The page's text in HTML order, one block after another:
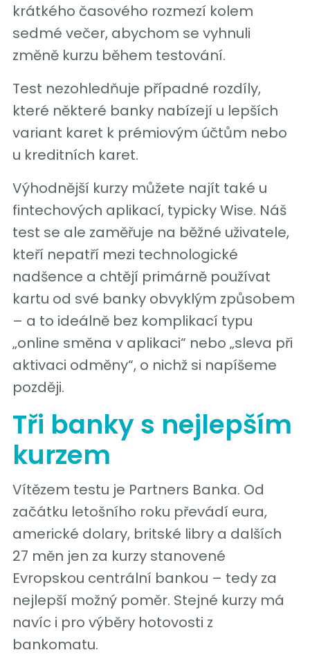
krátkého časového rozmezí kolem
sedmé večer, abychom se vyhnuli
změně kurzu během testování.
Test nezohledňuje případné rozdíly,
které některé banky nabízejí u lepších
variant karet k prémiovým účtům nebo
u kreditních karet.
Výhodnější kurzy můžete najít také u
fintechových aplikací, typicky Wise. Náš
test se ale zaměřuje na běžné uživatele,
kteří nepatří mezi technologické
nadšence a chtějí primárně používat
kartu od své banky obvyklým způsobem
– a to ideálně bez komplikací typu
„online směna v aplikaci“ nebo „sleva při
aktivaci odměny“, o nichž si napíšeme
později.
Tři banky s nejlepším
kurzem
Vítězem testu je Partners Banka. Od
začátku letošního roku převádí eura,
americké dolary, britské libry a dalších
27 měn jen za kurzy stanovené
Evropskou centrální bankou – tedy za
nejlepší možný poměr. Stejné kurzy má
navíc i pro výběry hotovosti z
bankomatu.